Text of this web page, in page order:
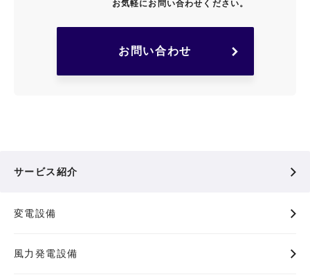
お気軽にお問い合わせください。
お問い合わせ
サービス紹介
変電設備
風力発電設備